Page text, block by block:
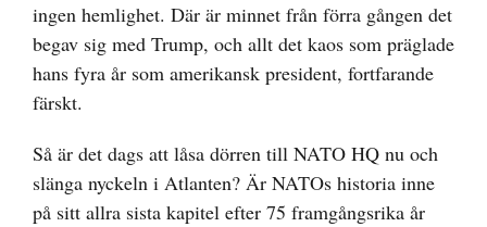
ingen hemlighet. Där är minnet från förra gången det
begav sig med Trump, och allt det kaos som präglade
hans fyra år som amerikansk president, fortfarande
färskt.
Så är det dags att låsa dörren till NATO HQ nu och
slänga nyckeln i Atlanten? Är NATOs historia inne
på sitt allra sista kapitel efter 75 framgångsrika år